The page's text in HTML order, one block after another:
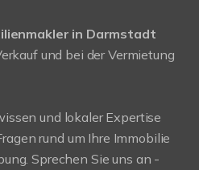
in Darmstadt
und bei der Vermietung
und lokaler Expertise
rund um Ihre Immobilie
Sprechen Sie uns an -